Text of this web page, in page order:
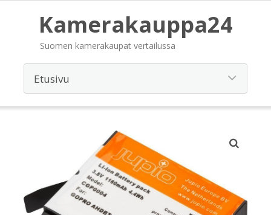
Kamerakauppa24
Suomen kamerakaupat vertailussa